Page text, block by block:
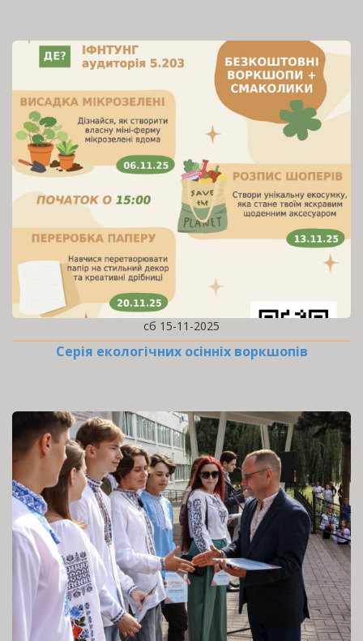
сб 15-11-2025
Серія екологічних осінніх воркшопів